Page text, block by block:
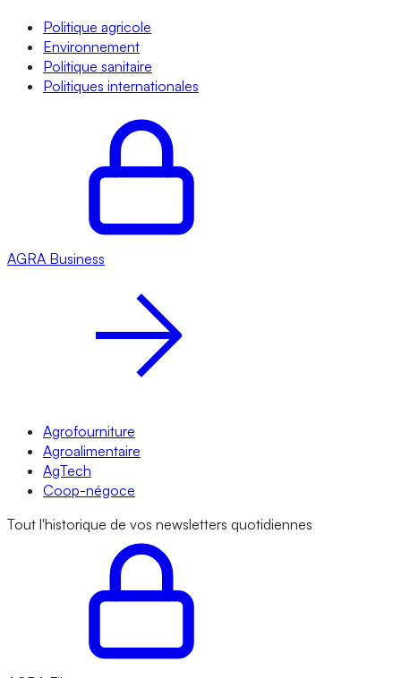
Politique agricole
Environnement
Politique sanitaire
Politiques internationales
AGRA Business
Agrofourniture
Agroalimentaire
AgTech
Coop-négoce
Tout l'historique de vos newsletters quotidiennes